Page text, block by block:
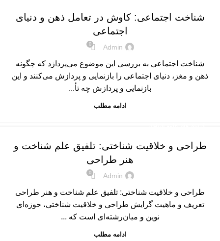
شناخت اجتماعی: کاوش در تعامل ذهن و دنیای
اجتماعی
Admin
0
شناخت اجتماعی به بررسی این موضوع می‌پردازد که چگونه
ذهن و مغز، دنیای اجتماعی را بازنمایی و پردازش می‌کنند و این
بازنمایی و پردازش چه تأ...
ادامه مطلب
طراحی و خلاقیت شناختی: تلفیق علم شناخت و
هنر طراحی
Admin
0
طراحی و خلاقیت شناختی: تلفیق علم شناخت و هنر طراحی
تعریف و ماهیت گرایش طراحی و خلاقیت شناختی، حوزه‌ای
نوین و میان‌رشته‌ای است که ...
ادامه مطلب